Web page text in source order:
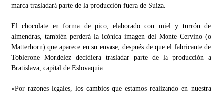
marca trasladará parte de la producción fuera de Suiza.
El chocolate en forma de pico, elaborado con miel y turrón de
almendras, también perderá la icónica imagen del Monte Cervino (o
Matterhorn) que aparece en su envase, después de que el fabricante de
Toblerone Mondelez decidiera trasladar parte de la producción a
Bratislava, capital de Eslovaquia.
«Por razones legales, los cambios que estamos realizando en nuestra